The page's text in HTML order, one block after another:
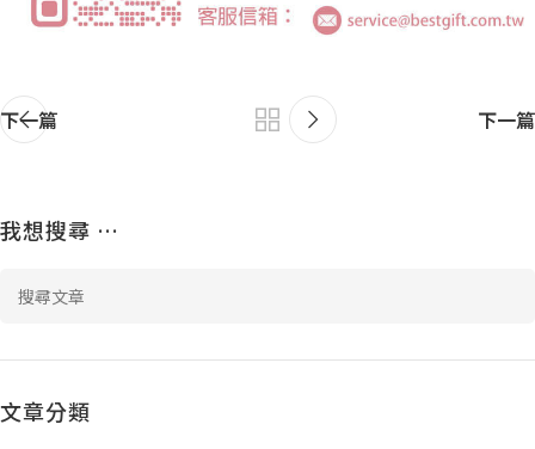
下一篇 下一篇
我想搜尋 …
文章分類